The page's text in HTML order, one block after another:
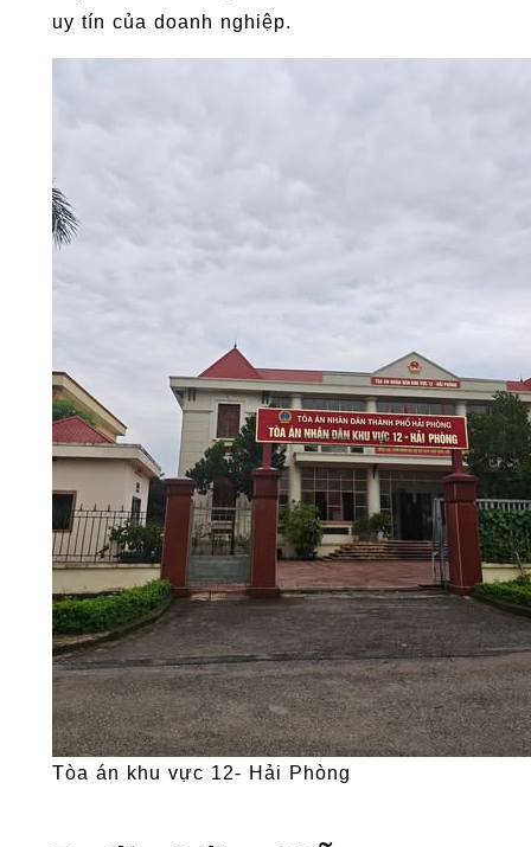
uy tín của doanh nghiệp.
Tòa án khu vực 12- Hải Phòng